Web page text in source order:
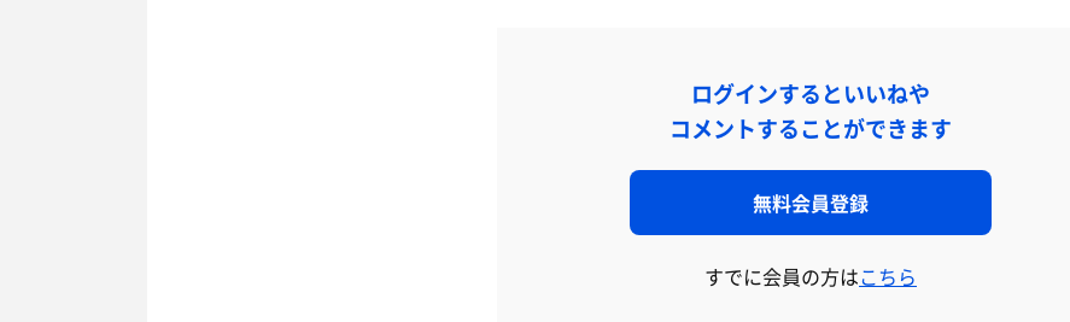
ログインするといいねや
コメントすることができます
無料会員登録
すでに会員の方はこちら